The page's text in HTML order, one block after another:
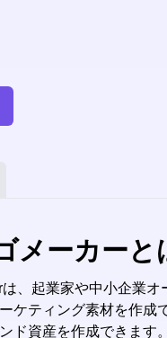
メーカーと
は、起業家や中小企業
ケティング素材を作成
ド資産を作成できます。